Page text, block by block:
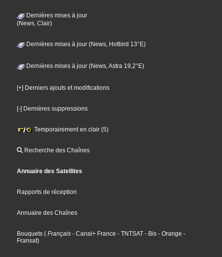
Dernières mises à jour
(News, Clair)
Dernières mises à jour (News, Hotbird 13°E)
Dernières mises à jour (News, Astra 19,2°E)
[+] Derniers ajouts et modifications
[-] Dernières suppressions
Temporairement en clair (5)
Recherche des Chaînes
Annuaire des Satellites
Rapports de réception
Annuaire des Chaînes
Bouquets ( Français - Canal+ France - TNTSAT - Bis - Orange -
Fransat)